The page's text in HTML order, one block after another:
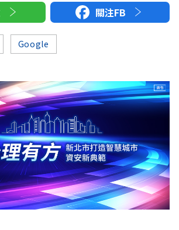
關注FB
Google